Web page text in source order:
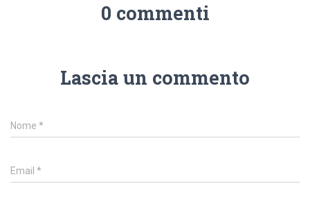
0 commenti
Lascia un commento
Nome *
Email *